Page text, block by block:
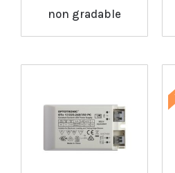
non gradable